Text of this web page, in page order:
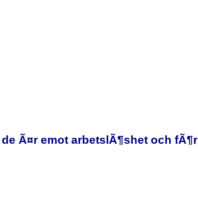
Ã¤r emot arbetslÃ¶shet och fÃ¶r